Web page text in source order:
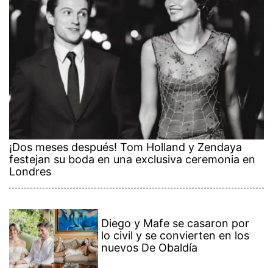
¡Dos meses después! Tom Holland y Zendaya
festejan su boda en una exclusiva ceremonia en
Londres
Diego y Mafe se casaron por
lo civil y se convierten en los
nuevos De Obaldía